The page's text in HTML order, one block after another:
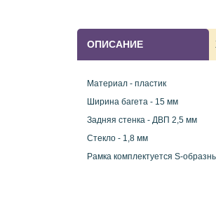
ОПИСАНИЕ
Материал - пластик
Ширина багета - 15 мм
Задняя стенка - ДВП 2,5 мм
Стекло - 1,8 мм
Рамка комплектуется S-